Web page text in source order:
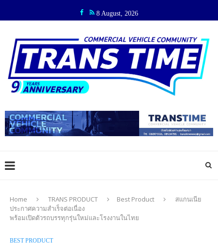
8 August, 2026
Home TRANS PRODUCT Best Product
สแกนเนีย
ประกาศความสำเร็จต่อเนื่อง
พร้อมเปิดตัวรถบรรทุกรุ่นใหม่และโรงงานในไทย
BEST PRODUCT